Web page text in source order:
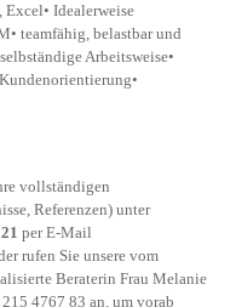
Idealerweise
teamfähig, belastbar und
Arbeitsweise•
vollständigen
Referenzen) unter
per E-Mail
rufen Sie unsere vom
Beraterin Frau Melanie
4767 83 an, um vorab